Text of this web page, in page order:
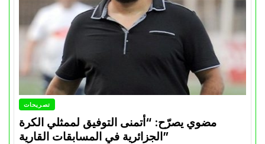
تصريحات
مضوي يصرّح: “أتمنى التوفيق لممثلي الكرة
الجزائرية في المسابقات القارية”